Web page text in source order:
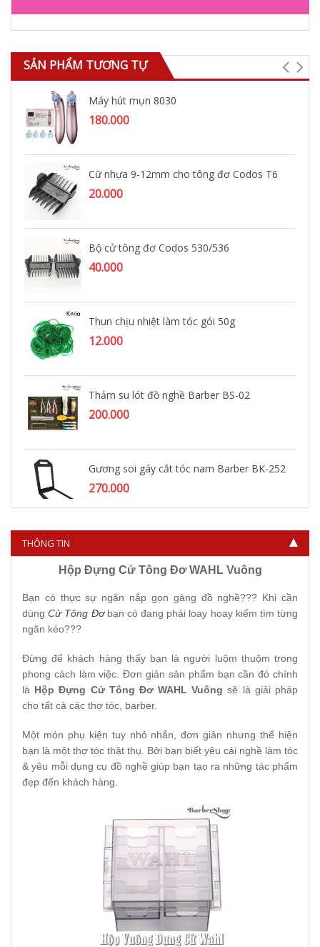
SẢN PHẨM TƯƠNG TỰ
Máy hút mụn 8030
180.000
Cữ nhựa 9-12mm cho tông đơ Codos T6
20.000
Bộ cử tông đơ Codos 530/536
40.000
Thun chịu nhiệt làm tóc gói 50g
12.000
Thảm su lót đồ nghề Barber BS-02
200.000
Gương soi gáy cắt tóc nam Barber BK-252
270.000
THÔNG TIN
Hộp Đựng Cử Tông Đơ WAHL Vuông
Bạn có thực sự ngăn nắp gọn gàng đồ nghề??? Khi cần
dùngCử Tông Đơbạn có đang phải loay hoay kiếm tìm từng
ngăn kéo???
Đừng để khách hàng thấy bạn là người luộm thuộm trong
phong cách làm việc. Đơn giản sản phẩm bạn cần đó chính
là Hộp Đựng Cử Tông Đơ WAHL Vuông sẽ là giải pháp
cho tất cả các thợ tóc, barber.
Một món phụ kiện tuy nhỏ nhắn, đơn giản nhưng thể hiện
bạn là một thợ tóc thật thụ. Bởi bạn biết yêu cái nghề làm tóc
& yêu mỗi dụng cụ đồ nghề giúp bạn tạo ra những tác phẩm
đẹp đến khách hàng.